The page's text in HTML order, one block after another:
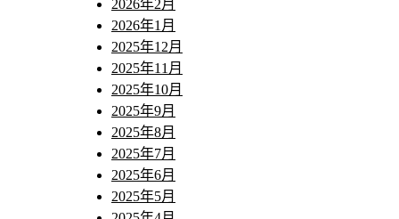
2026年2月
2026年1月
2025年12月
2025年11月
2025年10月
2025年9月
2025年8月
2025年7月
2025年6月
2025年5月